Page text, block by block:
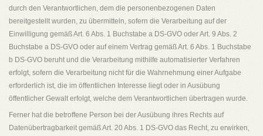
durch den Verantwortlichen, dem die personenbezogenen Daten
bereitgestellt wurden, zu übermitteln, sofern die Verarbeitung auf der
Einwilligung gemäß Art. 6 Abs. 1 Buchstabe a DS-GVO oder Art. 9 Abs. 2
Buchstabe a DS-GVO oder auf einem Vertrag gemäß Art. 6 Abs. 1 Buchstabe
b DS-GVO beruht und die Verarbeitung mithilfe automatisierter Verfahren
erfolgt, sofern die Verarbeitung nicht für die Wahrnehmung einer Aufgabe
erforderlich ist, die im öffentlichen Interesse liegt oder in Ausübung
öffentlicher Gewalt erfolgt, welche dem Verantwortlichen übertragen wurde.
Ferner hat die betroffene Person bei der Ausübung ihres Rechts auf
Datenübertragbarkeit gemäß Art. 20 Abs. 1 DS-GVO das Recht, zu erwirken,